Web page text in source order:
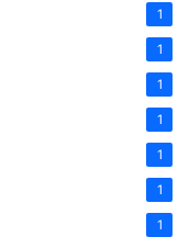
1
1
1
1
1
1
1